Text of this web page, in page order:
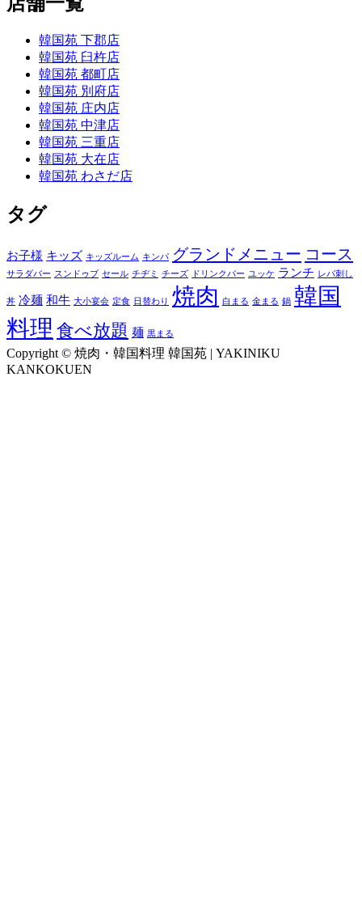
韓国苑 下郡店
韓国苑 臼杵店
韓国苑 都町店
韓国苑 別府店
韓国苑 庄内店
韓国苑 中津店
韓国苑 三重店
韓国苑 大在店
韓国苑 わさだ店
タグ
お子様 キッズ キッズルーム キンパ グランドメニュー コース
サラダバー スンドゥブ セール チヂミ チーズ ドリンクバー ユッケ ランチ レバ刺し
丼 冷麺 和牛 大小宴会 定食 日替わり 焼肉 白まる 金まる 鍋 韓国
料理 食べ放題 麺 黒まる
Copyright © 焼肉・韓国料理 韓国苑 | YAKINIKU
KANKOKUEN